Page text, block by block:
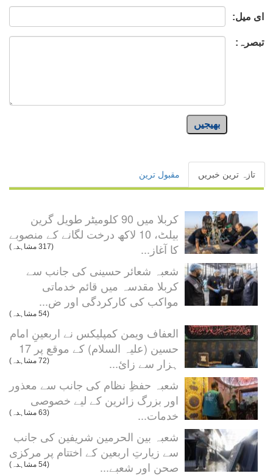
ای میل:
تبصرہ:
بھیجیں
تازہ ترین خبریں مقبول ترین
کربلا میں 90 کلومیٹر طویل گرین
بیلٹ، 10 لاکھ درخت لگانے کے منصوبے
کا آغاز...
(317 مشاہدہ)
شعبہ شعائر حسینی کی جانب سے
کربلا مقدسہ میں قائم خدماتی
مواکب کی کارکردگی اور ض...
(54 مشاہدہ)
العفاف ویمن کمپلیکس نے اربعینِ امام
حسین (علیہ السلام) کے موقع پر 17
ہزار سے زائ...
(72 مشاہدہ)
شعبہ حفظِ نظام کی جانب سے معذور
اور بزرگ زائرین کے لیے خصوصی
خدمات...
(63 مشاہدہ)
شعبہ بین الحرمین شریفین کی جانب
سے زیارتِ اربعین کے اختتام پر مرکزی
صحن اور شعبے...
(54 مشاہدہ)